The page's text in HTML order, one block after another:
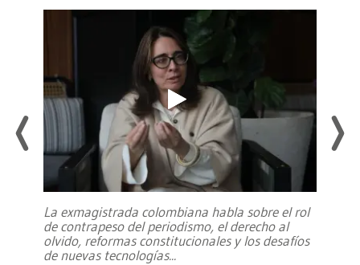
La exmagistrada colombiana habla sobre el rol
de contrapeso del periodismo, el derecho al
olvido, reformas constitucionales y los desafíos
de nuevas tecnologías...